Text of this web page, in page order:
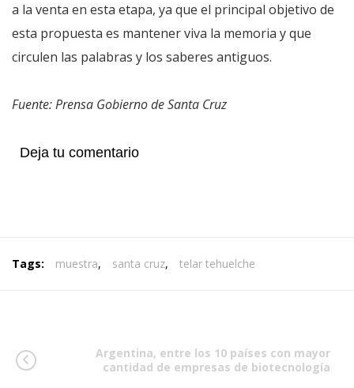
a la venta en esta etapa, ya que el principal objetivo de
esta propuesta es mantener viva la memoria y que
circulen las palabras y los saberes antiguos.
Fuente: Prensa Gobierno de Santa Cruz
Deja tu comentario
Tags: muestra, santa cruz, telar tehuelche
Argentina, entre los 10 países con mayor
cantidad de empresas de biotecnología